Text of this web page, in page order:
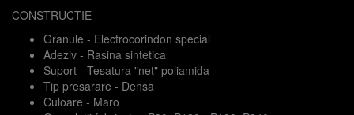
CONSTRUCTIE
Granule - Electrocorindon special
Adeziv - Rasina sintetica
Suport - Tesatura "net" poliamida
Tip presarare - Densa
Culoare - Maro